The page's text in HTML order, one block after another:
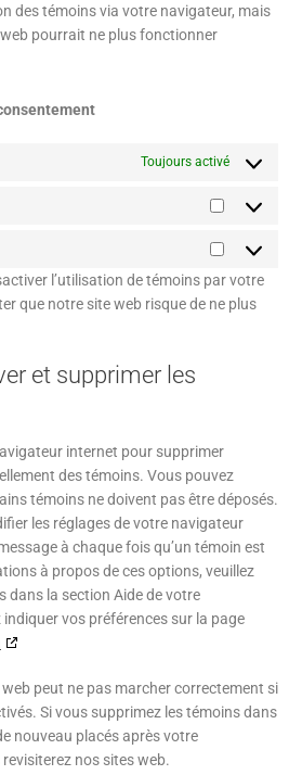
des témoins via votre navigateur, mais
pourrait ne plus fonctionner
Toujours activé
l’utilisation de témoins par votre
que notre site web risque de ne plus
et supprimer les
internet pour supprimer
des témoins. Vous pouvez
témoins ne doivent pas être déposés.
les réglages de votre navigateur
à chaque fois qu’un témoin est
à propos de ces options, veuillez
dans la section Aide de votre
vos préférences sur la page
peut ne pas marcher correctement si
Si vous supprimez les témoins dans
nouveau placés après votre
nos sites web.